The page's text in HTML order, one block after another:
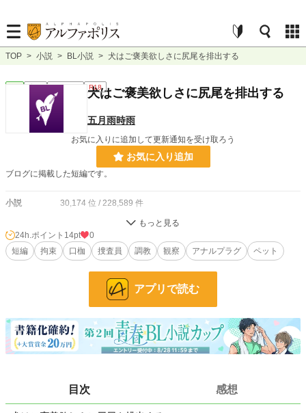
TOP > 小説 > BL小説 > 犬はご褒美欲しさに尻尾を排出する
完結 ｼｮｰﾄｼｮｰﾄ R18
犬はご褒美欲しさに尻尾を排出する
五月雨時雨
お気に入りに追加して更新通知を受け取ろう
お気に入り追加
ブログに掲載した短編です。
小説 30,174 位 / 228,589 件
7,667 位 / 31,384 件
お気に入り 17
更新日時 2020.06.28 19:27
初回公開日時 2020.06.28 19:27
7 pt (78,785 位)
24h.ポイント 14pt
0
短編
拘束 口枷 捜査員 調教 観察 アナルプラグ ペット
アプリで読む
目次 感想